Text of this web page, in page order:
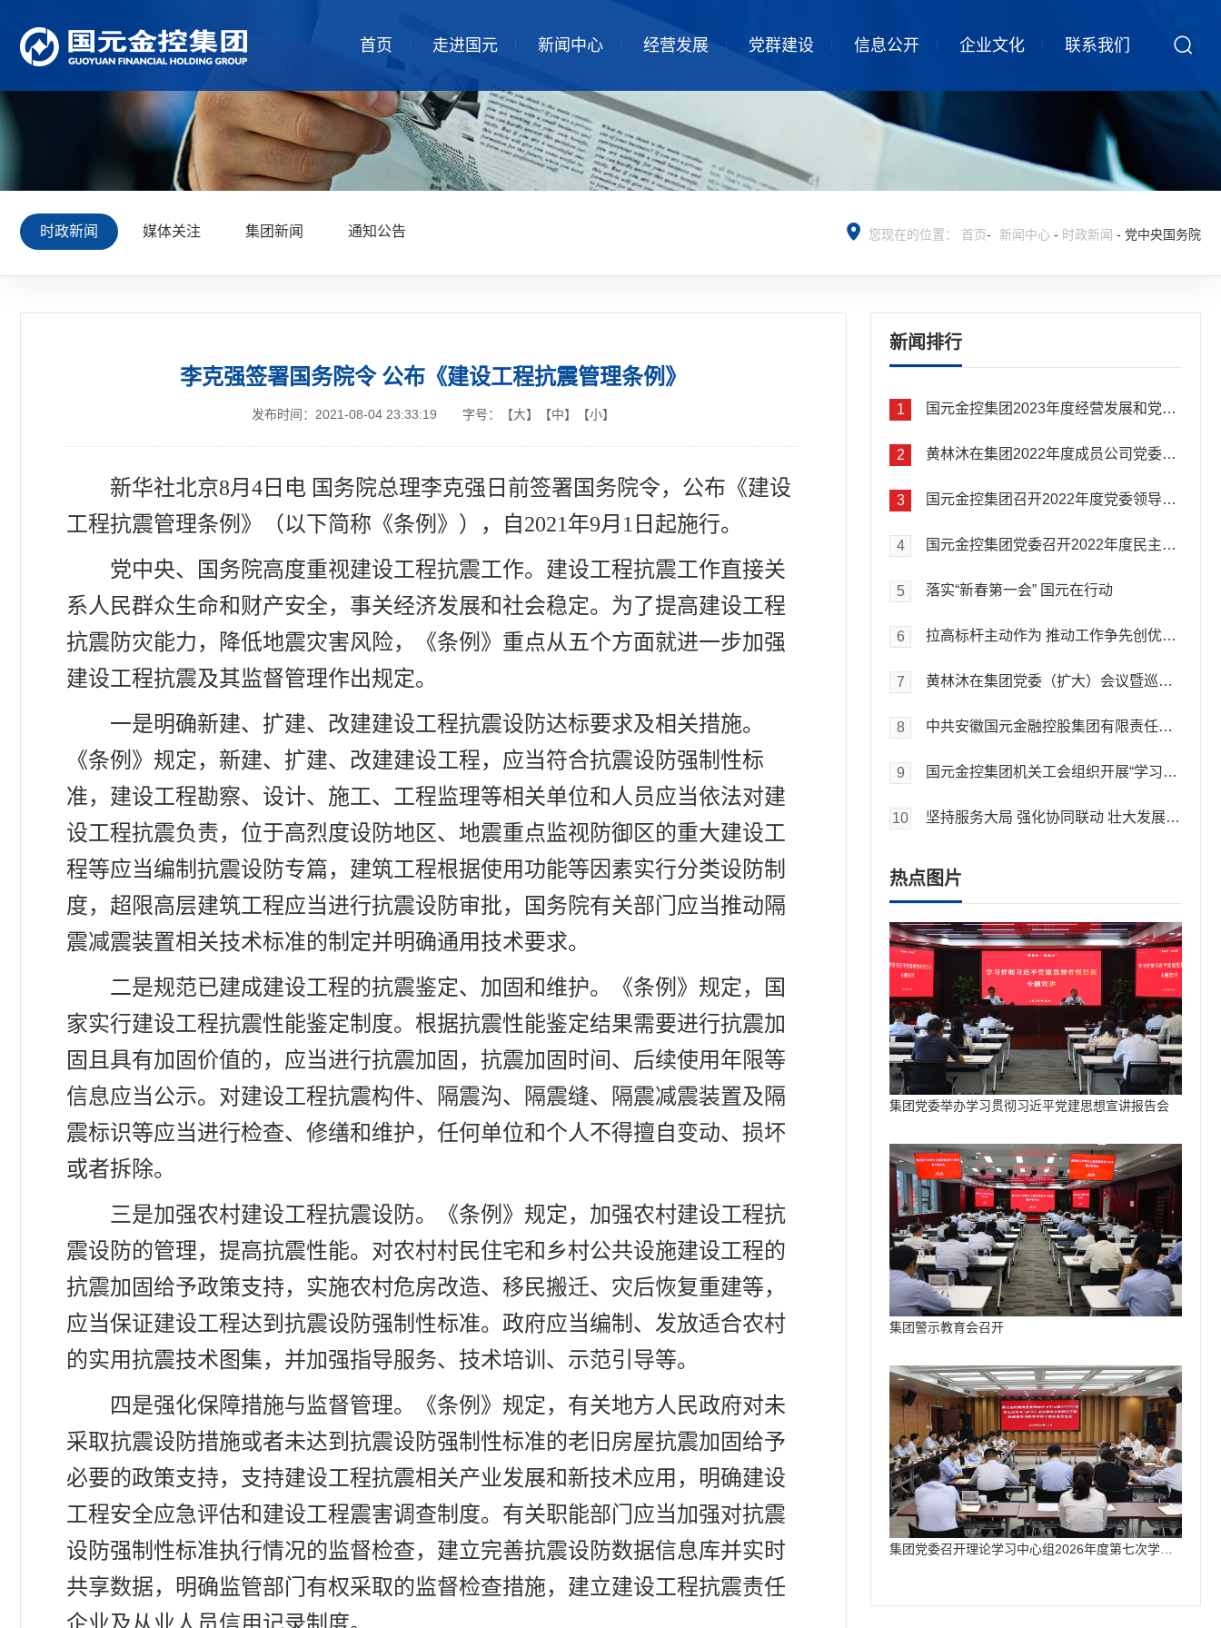
首页 走进国元 新闻中心 经营发展 党群建设 信息公开 企业文化 联系我们
您现在的位置： 首页- 新闻中心 - 时政新闻 - 党中央国务院
时政新闻 媒体关注 集团新闻 通知公告
李克强签署国务院令 公布《建设工程抗震管理条例》
发布时间：2021-08-04 23:33:19 字号： 【大】 【中】 【小】
新华社北京8月4日电 国务院总理李克强日前签署国务院令，公布《建设
工程抗震管理条例》（以下简称《条例》），自2021年9月1日起施行。
党中央、国务院高度重视建设工程抗震工作。建设工程抗震工作直接关
系人民群众生命和财产安全，事关经济发展和社会稳定。为了提高建设工程
抗震防灾能力，降低地震灾害风险，《条例》重点从五个方面就进一步加强
建设工程抗震及其监督管理作出规定。
一是明确新建、扩建、改建建设工程抗震设防达标要求及相关措施。
《条例》规定，新建、扩建、改建建设工程，应当符合抗震设防强制性标
准，建设工程勘察、设计、施工、工程监理等相关单位和人员应当依法对建
设工程抗震负责，位于高烈度设防地区、地震重点监视防御区的重大建设工
程等应当编制抗震设防专篇，建筑工程根据使用功能等因素实行分类设防制
度，超限高层建筑工程应当进行抗震设防审批，国务院有关部门应当推动隔
震减震装置相关技术标准的制定并明确通用技术要求。
二是规范已建成建设工程的抗震鉴定、加固和维护。《条例》规定，国
家实行建设工程抗震性能鉴定制度。根据抗震性能鉴定结果需要进行抗震加
固且具有加固价值的，应当进行抗震加固，抗震加固时间、后续使用年限等
信息应当公示。对建设工程抗震构件、隔震沟、隔震缝、隔震减震装置及隔
震标识等应当进行检查、修缮和维护，任何单位和个人不得擅自变动、损坏
或者拆除。
三是加强农村建设工程抗震设防。《条例》规定，加强农村建设工程抗
震设防的管理，提高抗震性能。对农村村民住宅和乡村公共设施建设工程的
抗震加固给予政策支持，实施农村危房改造、移民搬迁、灾后恢复重建等，
应当保证建设工程达到抗震设防强制性标准。政府应当编制、发放适合农村
的实用抗震技术图集，并加强指导服务、技术培训、示范引导等。
四是强化保障措施与监督管理。《条例》规定，有关地方人民政府对未
采取抗震设防措施或者未达到抗震设防强制性标准的老旧房屋抗震加固给予
必要的政策支持，支持建设工程抗震相关产业发展和新技术应用，明确建设
工程安全应急评估和建设工程震害调查制度。有关职能部门应当加强对抗震
设防强制性标准执行情况的监督检查，建立完善抗震设防数据信息库并实时
共享数据，明确监管部门有权采取的监督检查措施，建立建设工程抗震责任
企业及从业人员信用记录制度。
新闻排行
1 国元金控集团2023年度经营发展和党的建设暨党风廉政建设和反腐败工作会议强调全力拼经营 聚力强党建团结奋斗不断开创国元高质量发展新局面黄林沐主持会议并讲话
2 黄林沐在集团2022年度成员公司党委及集团机关党委书记 抓党的建设述职评议会议上强调 深入贯彻全面从严治党部署要求有力有效引领保障集团高质量发展
3 国元金控集团召开2022年度党委领导班子成员民主生活会黄林沐主持并作总结讲话 段海到会指导
4 国元金控集团党委召开2022年度民主生活会会前专题学习暨理论学习中心组学习（扩大）会议黄林沐主持会议并讲话
5 落实“新春第一会” 国元在行动
6 拉高标杆主动作为 推动工作争先创优安徽“新春第一会”点名表扬国元
7 黄林沐在集团党委（扩大）会议暨巡视整改领导小组第八次会议上强调深入学习贯彻中央及省委经济工作会议精神以高质量党建引领保障集团高质量发展
8 中共安徽国元金融控股集团有限责任公司委员会关于巡视整改进展情况的通报
9 国元金控集团机关工会组织开展“学习二十大、永远跟党走、奋进新征程”健步行活动
10 坚持服务大局 强化协同联动 壮大发展动能国元金控集团召开新骨干业务板块国元资本成立大会方旭讲话
热点图片
集团党委举办学习贯彻习近平党建思想宣讲报告会
集团警示教育会召开
集团党委召开理论学习中心组2026年度第七次学习（扩大）会议把学习教育成果精准转化为国元高质量发展成效